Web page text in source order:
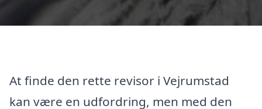
At finde den rette revisor i Vejrumstad
kan være en udfordring, men med den